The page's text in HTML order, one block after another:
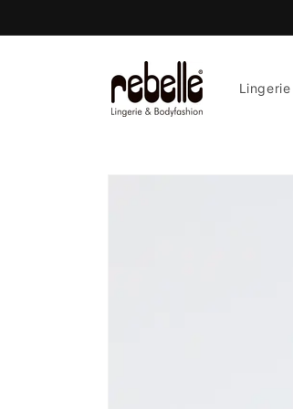
content
Lingerie